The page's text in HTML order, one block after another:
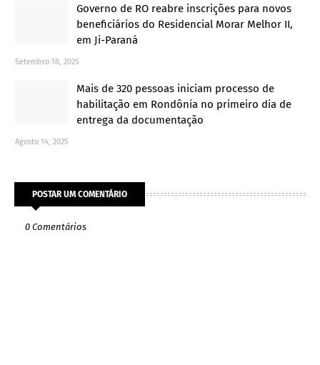
Governo de RO reabre inscrições para novos
beneficiários do Residencial Morar Melhor II,
em Ji-Paraná
Setembro 18, 2025
Mais de 320 pessoas iniciam processo de
habilitação em Rondônia no primeiro dia de
entrega da documentação
Agosto 14, 2025
POSTAR UM COMENTÁRIO
0 Comentários